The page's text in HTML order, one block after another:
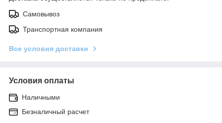
Самовывоз
Транспортная компания
Все условия доставки
Условия оплаты
Наличными
Безналичный расчет